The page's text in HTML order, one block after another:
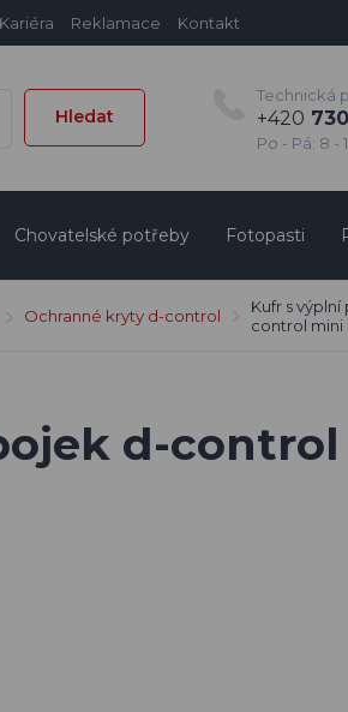
Kariéra Reklamace Kontakt
Hledat
Technická
+420
Po - Pá: 8 -
Chovatelské potřeby Fotopasti
Ochranné kryty d-control
Kufr s
control mini
d-